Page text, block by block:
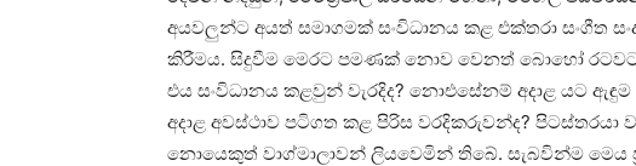
අයවලුන්ට අයත් සමාගමක් සංවිධානය කළ එක්තරා සංගීත
කිරීමය. සිදුවීම මෙරට පමණක් නොව වෙනත් බොහෝ රටවටද
එය සංවිධානය කළවුන් වැරදිද? නොඑසේනම් අදාළ යට
අදාළ අවස්ථාව පටිගත කළ පිරිස වරදිකරුවන්ද? පිටස්තරයා
නොයෙකුත් වාග්මාලාවන් ලියවෙමින් තිබේ. සැබවින්ම මෙය